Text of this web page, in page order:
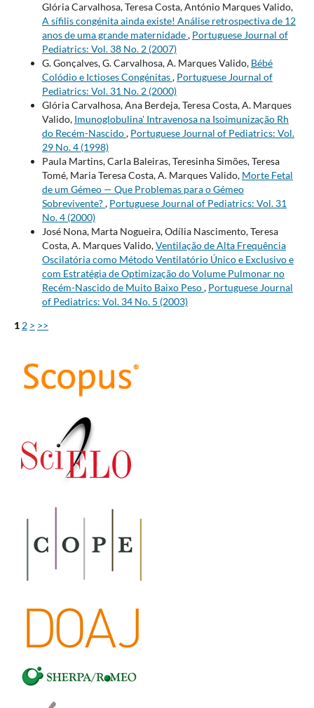
Glória Carvalhosa, Teresa Costa, António Marques Valido,
A sífilis congénita ainda existe! Análise retrospectiva de 12
anos de uma grande maternidade, Portuguese Journal of
Pediatrics: Vol. 38 No. 2 (2007)
G. Gonçalves, G. Carvalhosa, A. Marques Valido, Bébé
Colódio e Ictioses Congénitas, Portuguese Journal of
Pediatrics: Vol. 31 No. 2 (2000)
Glória Carvalhosa, Ana Berdeja, Teresa Costa, A. Marques
Valido, Imunoglobulina' Intravenosa na Isoimunização Rh
do Recém-Nascido, Portuguese Journal of Pediatrics: Vol.
29 No. 4 (1998)
Paula Martins, Carla Baleiras, Teresinha Simões, Teresa
Tomé, Maria Teresa Costa, A. Marques Valido, Morte Fetal
de um Gémeo — Que Problemas para o Gémeo
Sobrevivente?, Portuguese Journal of Pediatrics: Vol. 31
No. 4 (2000)
José Nona, Marta Nogueira, Odília Nascimento, Teresa
Costa, A. Marques Valido,Ventilação de Alta Frequência
Oscilatória como Método Ventilatório Único e Exclusivo e
com Estratégia de Optimização do Volume Pulmonar no
Recém-Nascido de Muito Baixo Peso, Portuguese Journal
of Pediatrics: Vol. 34 No. 5 (2003)
1 2 > >>